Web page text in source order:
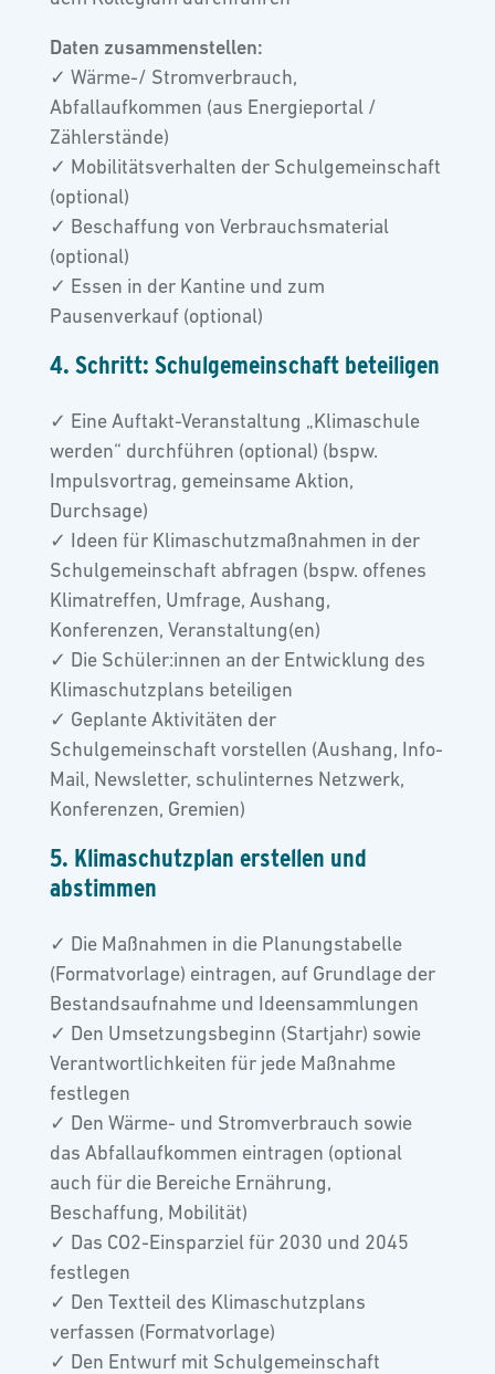
Daten zusammenstellen:
✓ Wärme-/ Stromverbrauch,
Abfallaufkommen (aus Energieportal /
Zählerstände)
✓ Mobilitätsverhalten der Schulgemeinschaft
(optional)
✓ Beschaffung von Verbrauchsmaterial
(optional)
✓ Essen in der Kantine und zum
Pausenverkauf (optional)
4. Schritt: Schulgemeinschaft beteiligen
✓ Eine Auftakt-Veranstaltung „Klimaschule
werden“ durchführen (optional) (bspw.
Impulsvortrag, gemeinsame Aktion,
Durchsage)
✓ Ideen für Klimaschutzmaßnahmen in der
Schulgemeinschaft abfragen (bspw. offenes
Klimatreffen, Umfrage, Aushang,
Konferenzen, Veranstaltung(en)
✓ Die Schüler:innen an der Entwicklung des
Klimaschutzplans beteiligen
✓ Geplante Aktivitäten der
Schulgemeinschaft vorstellen (Aushang, Info-
Mail, Newsletter, schulinternes Netzwerk,
Konferenzen, Gremien)
5. Klimaschutzplan erstellen und
abstimmen
✓ Die Maßnahmen in die Planungstabelle
(Formatvorlage) eintragen, auf Grundlage der
Bestandsaufnahme und Ideensammlungen
✓ Den Umsetzungsbeginn (Startjahr) sowie
Verantwortlichkeiten für jede Maßnahme
festlegen
✓ Den Wärme- und Stromverbrauch sowie
das Abfallaufkommen eintragen (optional
auch für die Bereiche Ernährung,
Beschaffung, Mobilität)
✓ Das CO2-Einsparziel für 2030 und 2045
festlegen
✓ Den Textteil des Klimaschutzplans
verfassen (Formatvorlage)
✓ Den Entwurf mit Schulgemeinschaft